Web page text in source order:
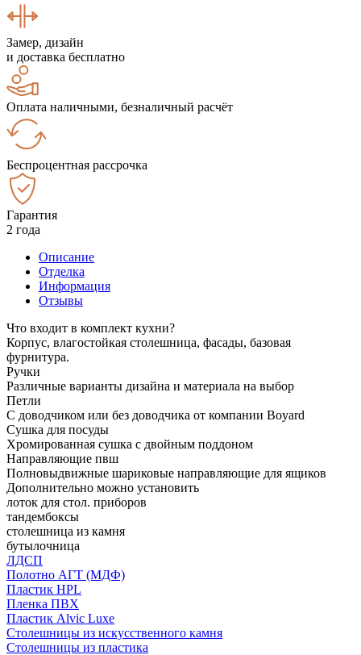
Замер, дизайн
и доставка бесплатно
Оплата наличными, безналичный расчёт
Беспроцентная рассрочка
Гарантия
2 года
Описание
Отделка
Информация
Отзывы
Что входит в комплект кухни?
Корпус, влагостойкая столешница, фасады, базовая
фурнитура.
Ручки
Различные варианты дизайна и материала на выбор
Петли
С доводчиком или без доводчика от компании Boyard
Сушка для посуды
Хромированная сушка с двойным поддоном
Направляющие пвш
Полновыдвижные шариковые направляющие для ящиков
Дополнительно можно установить
лоток для стол. приборов
тандембоксы
столешница из камня
бутылочница
ЛДСП
Полотно АГТ (МДФ)
Пластик HPL
Пленка ПВХ
Пластик Alvic Luxe
Столешницы из искусственного камня
Столешницы из пластика